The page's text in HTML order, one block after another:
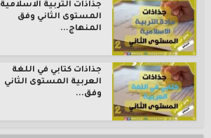
جذاذات التربية الاسلامية
المستوى الثاني وفق
المنهاج...
جذاذات كتابي في اللغة
العربية المستوى الثاني
وفق...